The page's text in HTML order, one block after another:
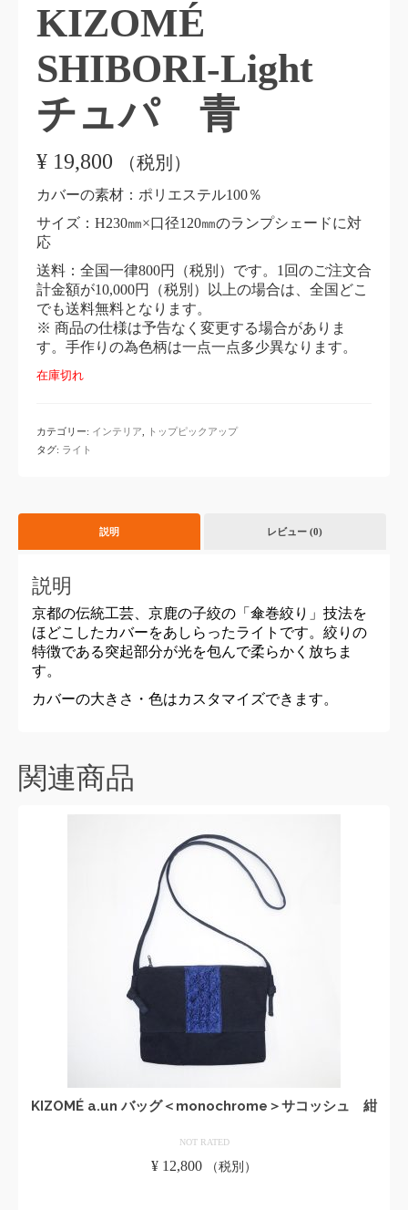
KIZOMÉ
SHIBORI-Light
チュパ 青
¥ 19,800 （税別）
カバーの素材：ポリエステル100％
サイズ：H230㎜×口径120㎜のランプシェードに対
応
送料：全国一律800円（税別）です。1回のご注文合
計金額が10,000円（税別）以上の場合は、全国どこ
でも送料無料となります。
※ 商品の仕様は予告なく変更する場合がありま
す。手作りの為色柄は一点一点多少異なります。
在庫切れ
カテゴリー: インテリア
トップピックアップ
タグ: ライト
説明 レビュー (0)
説明
京都の伝統工芸、京鹿の子絞の「傘巻絞り」技法を
ほどこしたカバーをあしらったライトです。絞りの
特徴である突起部分が光を包んで柔らかく放ちま
す。
カバーの大きさ・色はカスタマイズできます。
関連商品
KIZOMÉ a.un バッグ＜monochrome＞サコッシュ 紺
NOT RATED
¥ 12,800 （税別）